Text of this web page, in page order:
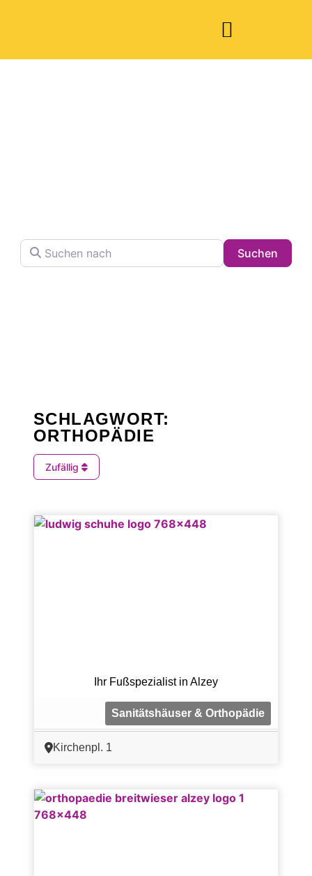
Suchen nach
Suchen
SCHLAGWORT:
ORTHOPÄDIE
Zufällig
Ihr Fußspezialist in Alzey
Sanitätshäuser & Orthopädie
Kirchenpl. 1